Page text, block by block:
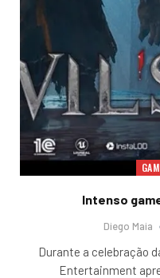
Intenso
Diego Maia
Durante a celebração
Entertainment